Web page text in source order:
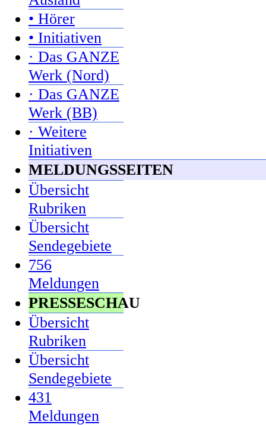
• Hörer
• Initiativen
· Das GANZE
Werk (Nord)
· Das GANZE
Werk (BB)
· Weitere
Initiativen
MELDUNGSSEITEN
Übersicht
Rubriken
Übersicht
Sendegebiete
756
Meldungen
PRESSESCHAU
Übersicht
Rubriken
Übersicht
Sendegebiete
431
Meldungen